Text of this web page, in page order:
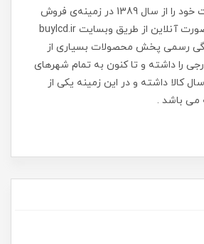
پارسا کامپیوتر فعالیت خود را از سال 1389 در زمینه‌ی فروش
قطعات کامپیوتر به صورت آنلاین از طریق وبسایت buylcd.ir
رسمی پخش محصولات بسیاری از
را داشته و تا کنون به تمام شهرهای
کالا داشته و در این زمینه یکی از
می باشد .